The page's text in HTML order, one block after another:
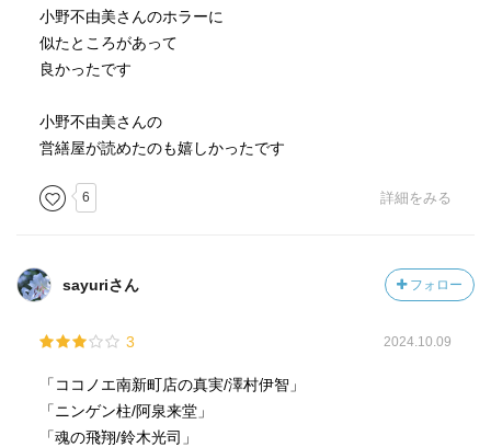
小野不由美さんのホラーに
似たところがあって
良かったです
小野不由美さんの
営繕屋が読めたのも嬉しかったです
6 詳細をみる
sayuriさん フォロー
3 2024.10.09
「ココノエ南新町店の真実/澤村伊智」
「ニンゲン柱/阿泉来堂」
「魂の飛翔/鈴木光司」